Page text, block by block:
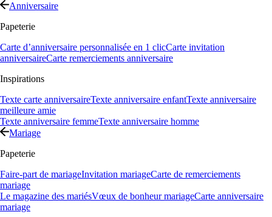
Anniversaire
Papeterie
Carte d’anniversaire personnalisée en 1 clicCarte invitation
anniversaireCarte remerciements anniversaire
Inspirations
Texte carte anniversaireTexte anniversaire enfantTexte anniversaire
meilleure amie
Texte anniversaire femmeTexte anniversaire homme
Mariage
Papeterie
Faire-part de mariageInvitation mariageCarte de remerciements
mariage
Le magazine des mariésVœux de bonheur mariageCarte anniversaire
mariage